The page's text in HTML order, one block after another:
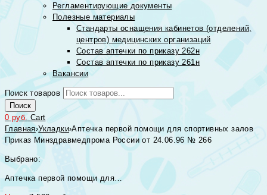
Регламентирующие документы
Полезные материалы
Стандарты оснащения кабинетов (отделений,
центров) медицинских организаций
Состав аптечки по приказу 262н
Состав аптечки по приказу 261н
Вакансии
Поиск товаров
Поиск
0 руб. Cart
Главная›Укладки›Аптечка первой помощи для спортивных залов
Приказ Минздравмедпрома России от 24.06.96 № 266
Выбрано:
Аптечка первой помощи для…